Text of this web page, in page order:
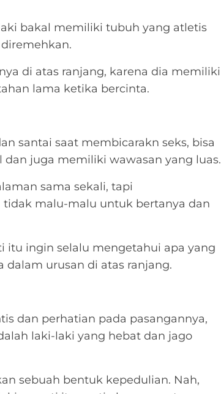
bakal memiliki tubuh yang atletis
di atas ranjang, karena dia memiliki
lama ketika bercinta.
santai saat membicarakn seks, bisa
juga memiliki wawasan yang luas.
sama sekali, tapi
malu-malu untuk bertanya dan
itu ingin selalu mengetahui apa yang
urusan di atas ranjang.
dan perhatian pada pasangannya,
laki-laki yang hebat dan jago
sebuah bentuk kepedulian. Nah,